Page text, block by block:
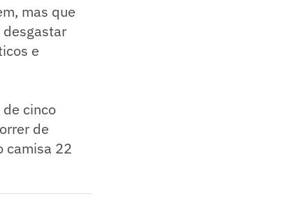
mas que
desgastar
e
de cinco
de
camisa 22